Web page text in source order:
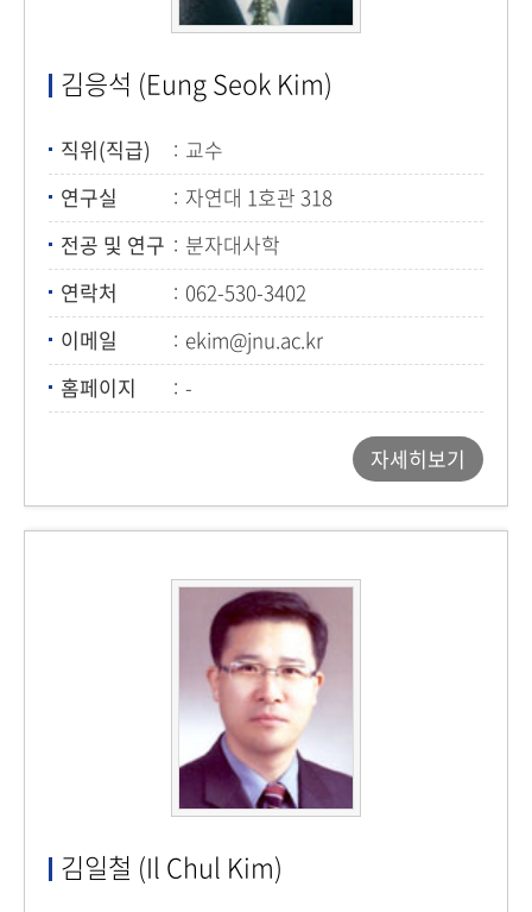
김응석 (Eung Seok Kim)
직위(직급)
교수
연구실
자연대 1호관 318
전공 및 연구
분자대사학
연락처
062-530-3402
이메일
ekim@jnu.ac.kr
홈페이지
-
자세히보기
김일철 (Il Chul Kim)